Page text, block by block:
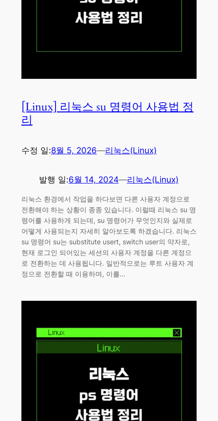
[Linux] 리눅스 su 명령어 사용법 정
리
수정 일:8월 5, 2026—리눅스(Linux)
발행 일:6월 14, 2024—리눅스(Linux)
리눅스 환경에서 작업을 하다보면 다른 사용자 계정으로
전환해야 하는 상황이 종종 있습니다. 이럴때 리눅스 su 명
령어를 사용하게 되는데, su 명령어가 무엇인지와 실제로
어떻게 사용되는지 자세히 알아보도록 하겠습니다. 리눅스
su 명령어 su는 substitute usert, switch user의 약자로,
현재 로그인 되어있는 세션의 사용자 계정을 다른 계정으
로 전환하는 데 사용됩니다. 일반적으로는 루트 사용자 계
정으로 전환할 때 이용하며, 이를…